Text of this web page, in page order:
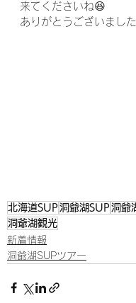
来てくださいね😆
ありがとうございました
北海道SUP洞爺湖SUP洞爺
洞爺湖観光
新着情報
洞爺湖SUPツアー